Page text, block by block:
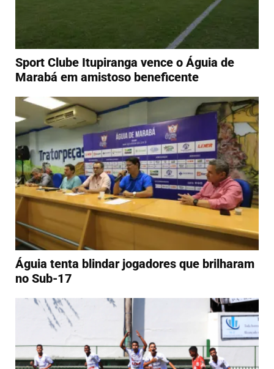
Sport Clube Itupiranga vence o Águia de
Marabá em amistoso beneficente
Águia tenta blindar jogadores que brilharam
no Sub-17